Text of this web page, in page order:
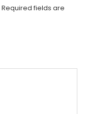
Required fields are